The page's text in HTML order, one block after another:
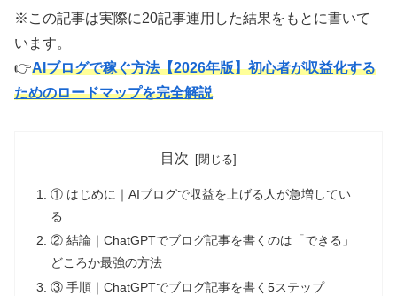
※この記事は実際に20記事運用した結果をもとに書いて
います。
👉AIブログで稼ぐ方法【2026年版】初心者が収益化する
ためのロードマップを完全解説
目次
① はじめに｜AIブログで収益を上げる人が急増してい
る
② 結論｜ChatGPTでブログ記事を書くのは「できる」
どころか最強の方法
③ 手順｜ChatGPTでブログ記事を書く5ステップ